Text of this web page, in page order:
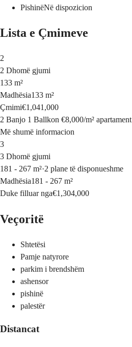
PishinëNë dispozicion
Lista e Çmimeve
2
2 Dhomë gjumi
133 m²
Madhësia133 m²
Çmimi€1,041,000
2 Banjo 1 Ballkon €8,000/m² apartament
Më shumë informacion
3
3 Dhomë gjumi
181 - 267 m²·2 plane të disponueshme
Madhësia181 - 267 m²
Duke filluar nga€1,304,000
Veçoritë
Shtetësi
Pamje natyrore
parkim i brendshëm
ashensor
pishinë
palestër
Distancat